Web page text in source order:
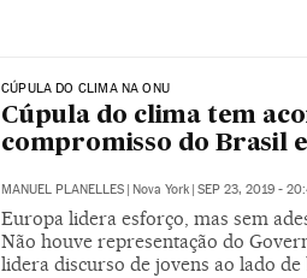
CÚPULA DO CLIMA NA ONU
Cúpula do clima tem
compromisso do Brasil
MANUEL PLANELLES Nova York SEP 23, 2019 -
Europa lidera esforço, mas sem
Não houve representação do
lidera discurso de jovens ao lado